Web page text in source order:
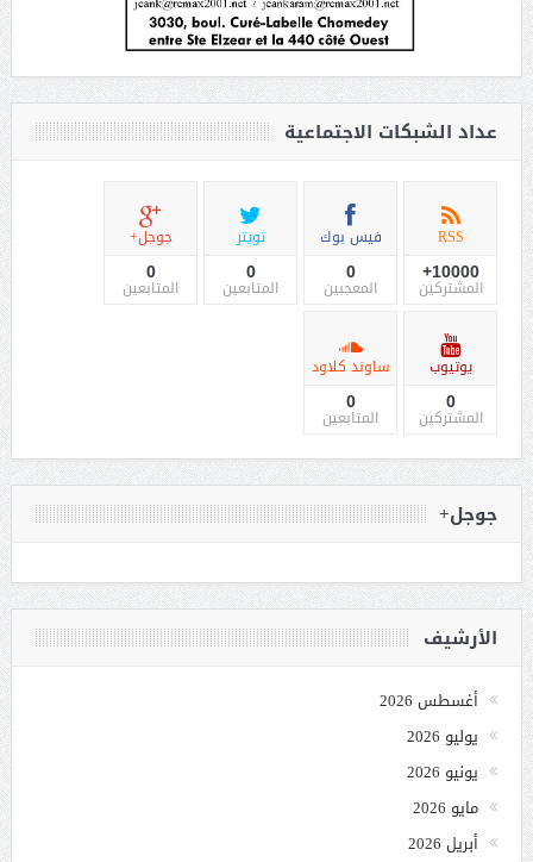
عداد الشبكات الاجتماعية
RSS
10000+
المشتركين
فيس بوك
0
المعجبين
تويتر
0
المتابعين
جوجل+
0
المتابعين
يوتيوب
0
المشتركين
ساوند كلاود
0
المتابعين
جوجل+
الأرشيف
أغسطس 2026
يوليو 2026
يونيو 2026
مايو 2026
أبريل 2026